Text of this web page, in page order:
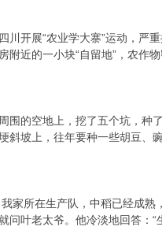
开展“农业学大寨”运动，严重
附近的一小块“自留地”，农作
的空地上，挖了五个坑，种了
斜坡上，往年要种一些胡豆、
所在生产队，中稻已经成熟
问叶老太爷。他冷淡地回答：